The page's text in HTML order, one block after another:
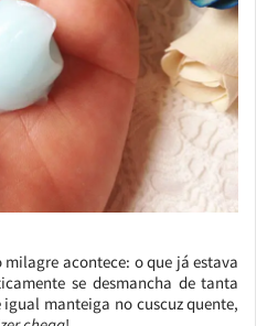
acontece: o que já estava
se desmancha de tanta
manteiga no cuscuz quente,